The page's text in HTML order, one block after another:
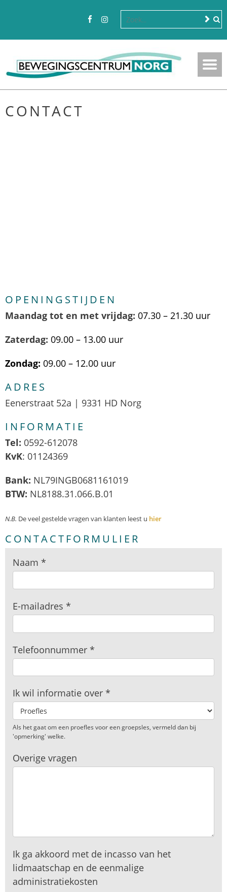
CONTACT
OPENINGSTIJDEN
Maandag tot en met vrijdag: 07.30 – 21.30 uur
Zaterdag: 09.00 – 13.00 uur
Zondag: 09.00 – 12.00 uur
ADRES
Eenerstraat 52a | 9331 HD Norg
INFORMATIE
Tel: 0592-612078
KvK: 01124369
Bank: NL79INGB0681161019
BTW: NL8188.31.066.B.01
N.B. De veel gestelde vragen van klanten leest u hier
CONTACTFORMULIER
Contact
Naam *
E-mailadres *
Telefoonnummer *
Ik wil informatie over *
Als het gaat om een proefles voor een groepsles, vermeld dan bij
'opmerking' welke.
Overige vragen
Ik ga akkoord met de incasso van het
lidmaatschap en de eenmalige
administratiekosten